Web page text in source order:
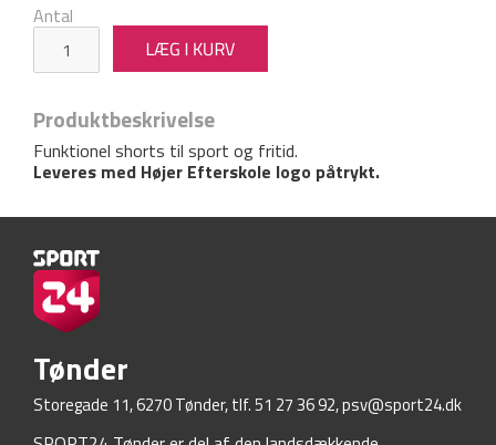
Antal
Produktbeskrivelse
Funktionel shorts til sport og fritid.
Leveres med Højer Efterskole logo påtrykt.
Tønder
Storegade 11, 6270 Tønder, tlf. 51 27 36 92,psv@sport24.dk